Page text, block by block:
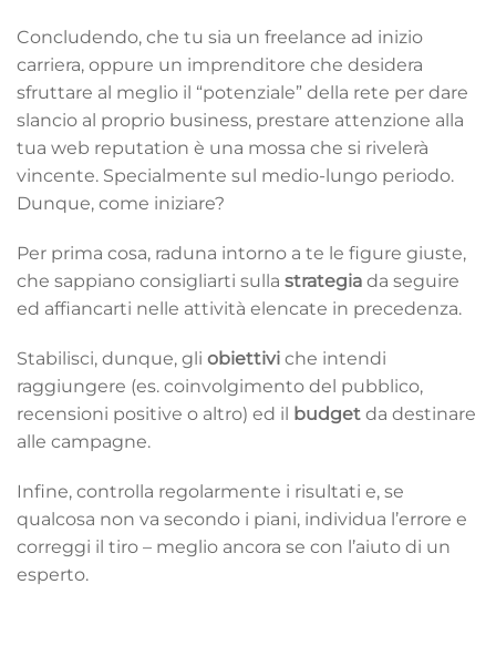
Concludendo, che tu sia un freelance ad inizio
carriera, oppure un imprenditore che desidera
sfruttare al meglio il “potenziale” della rete per dare
slancio al proprio business, prestare attenzione alla
tua web reputation è una mossa che si rivelerà
vincente. Specialmente sul medio-lungo periodo.
Dunque, come iniziare?
Per prima cosa, raduna intorno a te le figure giuste,
che sappiano consigliarti sulla strategia da seguire
ed affiancarti nelle attività elencate in precedenza.
Stabilisci, dunque, gli obiettivi che intendi
raggiungere (es. coinvolgimento del pubblico,
recensioni positive o altro) ed il budget da destinare
alle campagne.
Infine, controlla regolarmente i risultati e, se
qualcosa non va secondo i piani, individua l’errore e
correggi il tiro – meglio ancora se con l’aiuto di un
esperto.